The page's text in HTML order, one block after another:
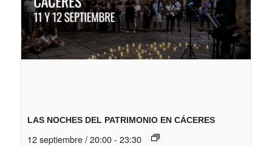
LAS NOCHES DEL PATRIMONIO EN CÁCERES
12 septiembre / 20:00 - 23:30